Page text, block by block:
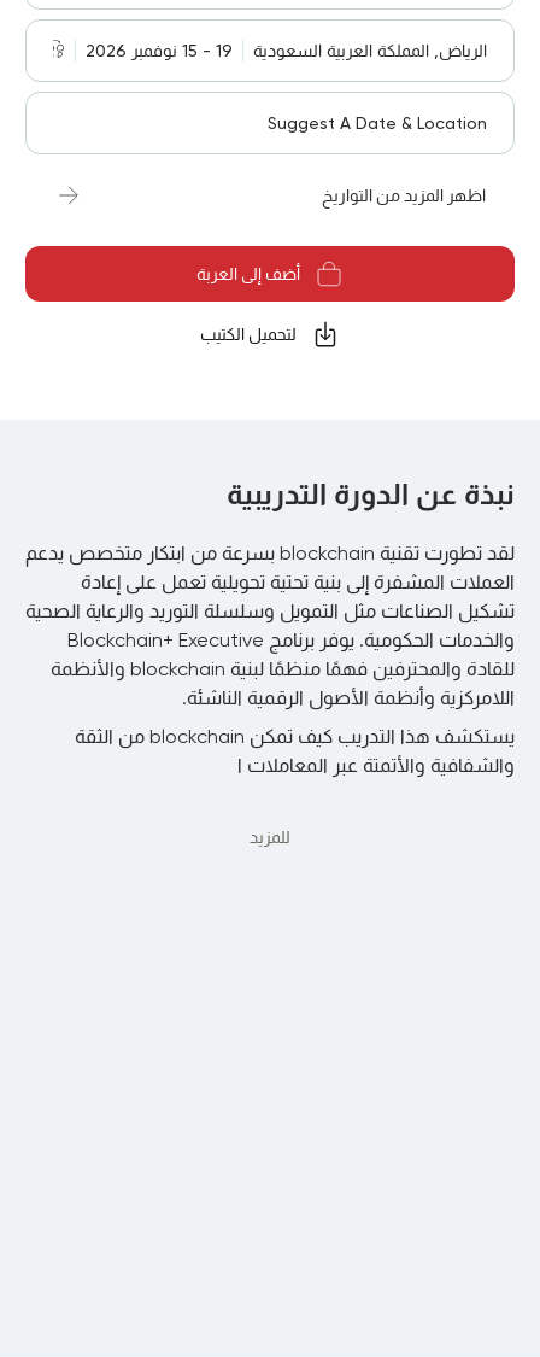
الرياض, المملكة العربية السعودية 19 - 15 نوفمبر 2026
Suggest A Date & Location
اظهر المزيد من التواريخ
أضف إلى العربة
لتحميل الكتيب
نبذة عن الدورة التدريبية
لقد تطورت تقنية blockchain بسرعة من ابتكار متخصص يدعم
العملات المشفرة إلى بنية تحتية تحويلية تعمل على إعادة
تشكيل الصناعات مثل التمويل وسلسلة التوريد والرعاية الصحية
والخدمات الحكومية. يوفر برنامج Blockchain+ Executive
للقادة والمحترفين فهمًا منظمًا لبنية blockchain والأنظمة
اللامركزية وأنظمة الأصول الرقمية الناشئة.
يستكشف هذا التدريب كيف تمكن blockchain من الثقة
والشفافية والأتمتة عبر المعاملات ا
للمزيد